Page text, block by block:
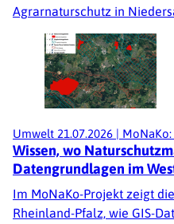
Agrarnaturschutz in
Umwelt 21.07.2026 |
Wissen, wo
Datengrundlagen im
Im MoNaKo-Projekt zeigt
Rheinland-Pfalz, wie GIS-